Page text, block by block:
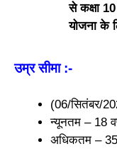
से कक्षा 10
योजना के
उम्र सीमा:-
(06/सितंबर/
न्यूनतम – 18
अधिकतम – 35